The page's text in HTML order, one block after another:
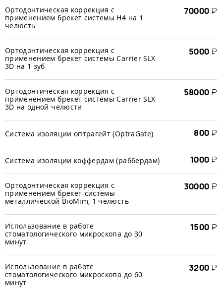
Ортодонтическая коррекция с
применением брекет системы H4 на 1
челюсть
70000 ₽
Ортодонтическая коррекция с
применением брекет системы Carrier SLX
3D на 1 зуб
5000 ₽
Ортодонтическая коррекция с
применением брекет системы Carrier SLX
3D на одной челюсти
58000 ₽
Система изоляции оптрагейт (OptraGate) 800 ₽
Система изоляции коффердам (раббердам) 1000 ₽
Ортодонтическая коррекция с
применением брекет-системы
металлической BioMim, 1 челюсть
30000 ₽
Использование в работе
стоматологического микроскопа до 30
минут
1500 ₽
Использование в работе
стоматологического микроскопа до 60
минут
3200 ₽